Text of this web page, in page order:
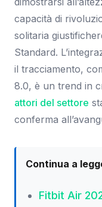
capacità di
solitaria
Standard.
il tracciamento,
8.0, è un trend in
attori del settore
conferma
Continua a
Fitbit Air